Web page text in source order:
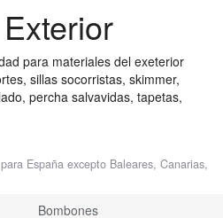
para materiales del exeterior
sillas socorristas, skimmer,
percha salvavidas, tapetas,
España excepto Baleares, Canarias,
Bombones